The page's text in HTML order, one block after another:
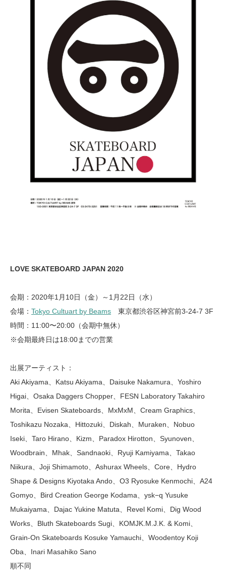
LOVE SKATEBOARD JAPAN 2020
会期：2020年1月10日（金）～1月22日（水）
会場： Tokyo Cultuart by Beams 東京都渋谷区神宮前3-24-7 3F
時間：11:00〜20:00（会期中無休）
※会期最終日は18:00までの営業
出展アーティスト：
Aki Akiyama、Katsu Akiyama、Daisuke Nakamura、Yoshiro
Higai、Osaka Daggers Chopper、FESN Laboratory Takahiro
Morita、Evisen Skateboards、MxMxM、Cream Graphics、
Toshikazu Nozaka、Hittozuki、Diskah、Muraken、Nobuo
Iseki、Taro Hirano、Kizm、Paradox Hirotton、Syunoven、
Woodbrain、Mhak、Sandnaoki、Ryuji Kamiyama、Takao
Niikura、Joji Shimamoto、Ashurax Wheels、Core、Hydro
Shape & Designs Kiyotaka Ando、O3 Ryosuke Kenmochi、A24
Gomyo、Bird Creation George Kodama、ysk−q Yusuke
Mukaiyama、Dajac Yukine Matuta、Revel Komi、Dig Wood
Works、Bluth Skateboards Sugi、KOMJK.M.J.K. & Komi、
Grain-On Skateboards Kosuke Yamauchi、Woodentoy Koji
Oba、Inari Masahiko Sano
順不同